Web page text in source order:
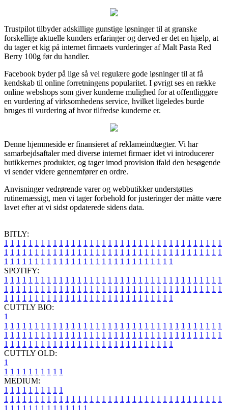
Trustpilot tilbyder adskillige gunstige løsninger til at granske
forskellige aktuelle kunders erfaringer og derved er det en hjælp, at
du tager et kig på internet firmaets vurderinger af Malt Pasta Red
Berry 100g før du handler.
Facebook byder på lige så vel regulære gode løsninger til at få
kendskab til online forretningens popularitet. I øvrigt ses en række
online webshops som giver kunderne mulighed for at offentliggøre
en vurdering af virksomhedens service, hvilket ligeledes burde
bruges til vurdering af hvor tilfredse kunderne er.
Denne hjemmeside er finansieret af reklameindtægter. Vi har
samarbejdsaftaler med diverse internet firmaer idet vi introducerer
butikkernes produkter, og tager imod provision ifald den besøgende
vi sender videre gennemfører en ordre.
Anvisninger vedrørende varer og webbutikker understøttes
rutinemæssigt, men vi tager forbehold for justeringer der måtte være
lavet efter at vi sidst opdaterede sidens data.
BITLY:
1 1 1 1 1 1 1 1 1 1 1 1 1 1 1 1 1 1 1 1 1 1 1 1 1 1 1 1 1 1 1 1 1 1 1 1
1 1 1 1 1 1 1 1 1 1 1 1 1 1 1 1 1 1 1 1 1 1 1 1 1 1 1 1 1 1 1 1 1 1 1 1
1 1 1 1 1 1 1 1 1 1 1 1 1 1 1 1 1 1 1 1 1 1 1 1 1 1 1 1
SPOTIFY:
1 1 1 1 1 1 1 1 1 1 1 1 1 1 1 1 1 1 1 1 1 1 1 1 1 1 1 1 1 1 1 1 1 1 1 1
1 1 1 1 1 1 1 1 1 1 1 1 1 1 1 1 1 1 1 1 1 1 1 1 1 1 1 1 1 1 1 1 1 1 1 1
1 1 1 1 1 1 1 1 1 1 1 1 1 1 1 1 1 1 1 1 1 1 1 1 1 1 1 1
CUTTLY BIO:
1
1 1 1 1 1 1 1 1 1 1 1 1 1 1 1 1 1 1 1 1 1 1 1 1 1 1 1 1 1 1 1 1 1 1 1 1
1 1 1 1 1 1 1 1 1 1 1 1 1 1 1 1 1 1 1 1 1 1 1 1 1 1 1 1 1 1 1 1 1 1 1 1
1 1 1 1 1 1 1 1 1 1 1 1 1 1 1 1 1 1 1 1 1 1 1 1 1 1 1 1
CUTTLY OLD:
1
1 1 1 1 1 1 1 1 1 1
MEDIUM:
1 1 1 1 1 1 1 1 1 1
1 1 1 1 1 1 1 1 1 1 1 1 1 1 1 1 1 1 1 1 1 1 1 1 1 1 1 1 1 1 1 1 1 1 1 1
1 1 1 1 1 1 1 1 1 1 1 1 1 1